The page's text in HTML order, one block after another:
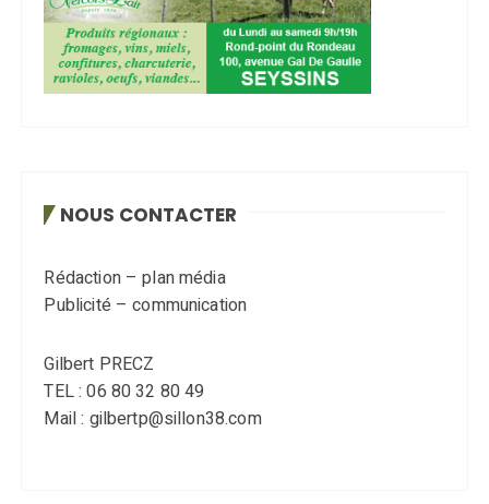
NOUS CONTACTER
Rédaction – plan média
Publicité – communication
Gilbert PRECZ
TEL : 06 80 32 80 49
Mail : gilbertp@sillon38.com